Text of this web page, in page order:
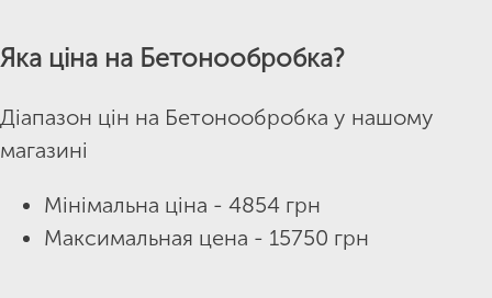
Яка ціна на Бетонообробка?
Діапазон цін на Бетонообробка у нашому
магазині
Мінімальна ціна - 4854 грн
Максимальная цена - 15750 грн